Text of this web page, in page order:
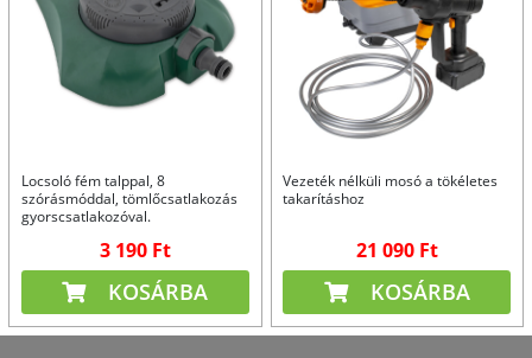
Locsoló fém talppal, 8
szórásmóddal, tömlőcsatlakozás
gyorscsatlakozóval.
3 190 Ft
KOSÁRBA
Vezeték nélküli mosó a tökéletes
takarításhoz
21 090 Ft
KOSÁRBA